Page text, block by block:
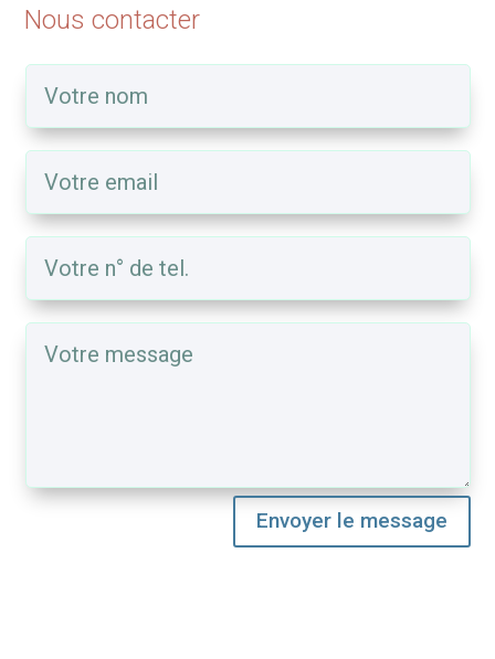
Nous contacter
Envoyer le message